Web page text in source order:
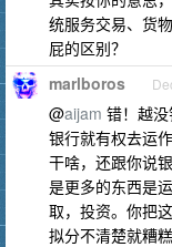
统服务交易、货
屁的区别？
marlboros
@aijam 错！越没
银行就有权去运
干啥，还跟你说
是更多的东西是
取，投资。你把
拟分不清楚就糟糕